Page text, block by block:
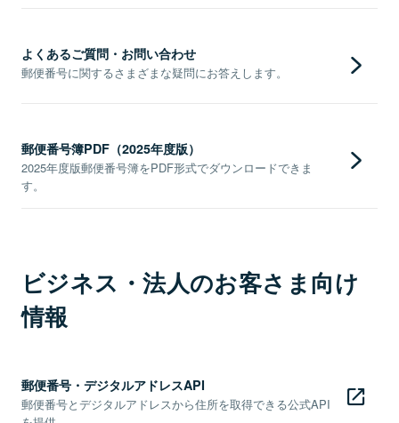
よくあるご質問・お問い合わせ
郵便番号に関するさまざまな疑問にお答えします。
郵便番号簿PDF（2025年度版）
2025年度版郵便番号簿をPDF形式でダウンロードできま
す。
ビジネス・法人のお客さま向け
情報
郵便番号・デジタルアドレスAPI
郵便番号とデジタルアドレスから住所を取得できる公式API